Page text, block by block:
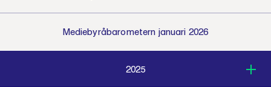
Mediebyråbarometern januari 2026
2025